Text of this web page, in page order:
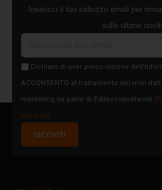
Inserisci il tuo indirizzo email per
sulle ultime
Dichiaro di aver preso visione
ACCONSENTO al trattamento dei miei
marketing da parte di Edilsocialnetwork
clicca qui).
Iscriviti